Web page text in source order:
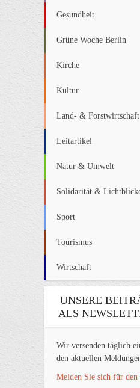
Gesundheit
Grüne Woche Berlin
Kirche
Kultur
Land- & Forstwirtschaft
Leitartikel
Natur & Umwelt
Solidarität &
Sport
Tourismus
Wirtschaft
UNSERE
ALS
Wir versenden täglich
den aktuellen
Melden Sie sich für den